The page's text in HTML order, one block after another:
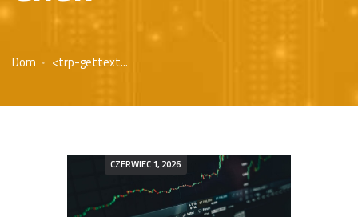
Dom <trp-gettext...
CZERWIEC 1, 2026